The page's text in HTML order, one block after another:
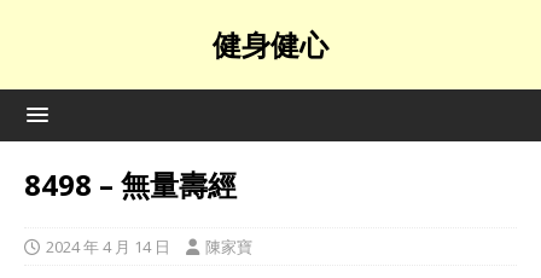
健身健心
8498 – 無量壽經
2024 年 4 月 14 日 陳家寶